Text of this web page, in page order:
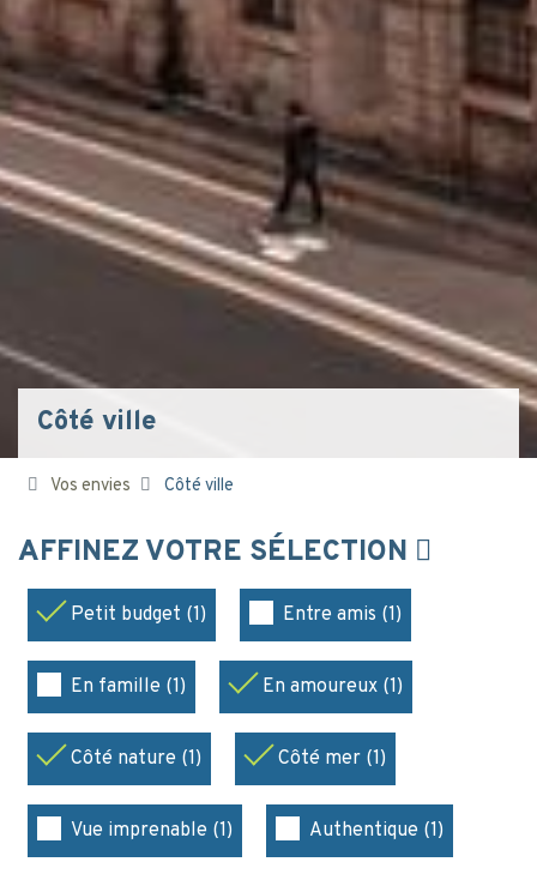
Côté ville
Vos envies Côté ville
AFFINEZ VOTRE SÉLECTION
Petit budget (1) Entre amis (1)
En famille (1) En amoureux (1)
Côté nature (1) Côté mer (1)
Vue imprenable (1) Authentique (1)